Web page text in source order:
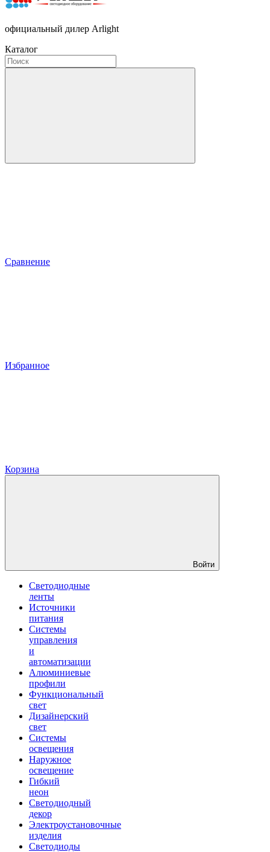
официальный дилер Arlight
Каталог
Сравнение
Избранное
Корзина
Войти
Светодиодные
ленты
Источники
питания
Системы
управления
и
автоматизации
Алюминиевые
профили
Функциональный
свет
Дизайнерский
свет
Системы
освещения
Наружное
освещение
Гибкий
неон
Светодиодный
декор
Электроустановочные
изделия
Светодиоды